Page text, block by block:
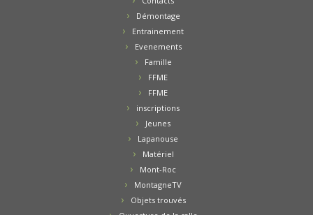
Démontage
Entrainement
Evenements
Famille
FFME
FFME
inscriptions
Jeunes
Lapanouse
Matériel
Mont-Roc
MontagneTV
Objets trouvés